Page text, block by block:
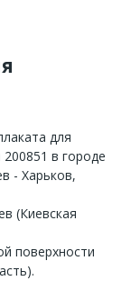
для
в городе
- Харьков,
(Киевская
поверхности